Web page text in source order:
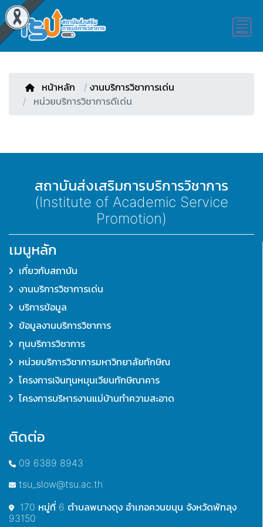
หน้าหลัก / งานบริการวิชาการเด่น
หน่วยบริการวิชาการดีเด่น
สถาบันส่งเสริมการบริการวิชาการ
(Institute of Academic Service
Promotion)
เมนูหลัก
เกี่ยวกับสถาบัน
งานบริการวิชาการเด่น
บริการข้อมูล
ข้อมูลงานบริการวิชาการ
ทุนบริการวิชาการ
หน่วยบริการวิชาการมหาวิทยาลัยทักษิณ
โครงการเงินทุนหมุนเวียนทักษิณาคาร
โครงการบริหารงานแม่บ้านทำความสะอาด
ติดต่อ
09 6389 8943
tsu_slow@tsu.ac.th
170 หมู่ที่ 6 ตำบลพนางตุง อำเภอควนขนุน จังหวัดพัทลุง
93150